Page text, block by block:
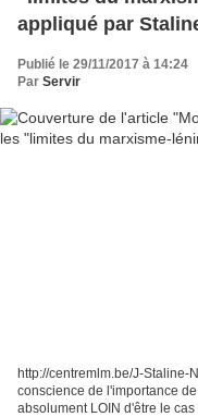
appliqué par
Publié le 29/11/2017 à 14:24
Par Servir
http://centremlm.be/J-Staline-
conscience de l'importance
absolument LOIN d'être le